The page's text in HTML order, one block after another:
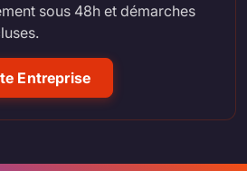
sous 48h et démarches
Entreprise